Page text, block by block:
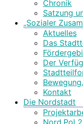
Chronik
Satzung
„Sozialer
Aktuelles
Das
Der
Kontakt
Die Nordstadt